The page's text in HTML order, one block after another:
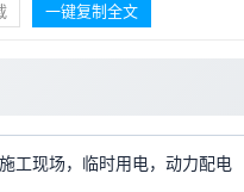
一键复制全文
施工现场，临时用电，动力配电